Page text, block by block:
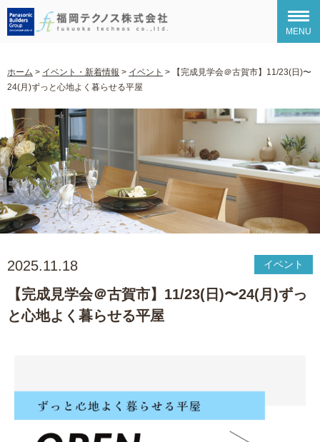
MENU
ホーム > イベント・新着情報 > イベント >
【完成見学会＠古賀市】11/23(日)〜
24(月)ずっと心地よく暮らせる平屋
イベント
2025.11.18
【完成見学会＠古賀市】11/23(日)〜24(月)ずっ
と心地よく暮らせる平屋